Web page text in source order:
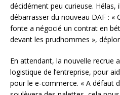
décidément peu curieuse. Hélas,
débarrasser du nouveau DAF : «
fonte a négocié un contrat en
devant les prudhommes »,
En attendant, la nouvelle recrue
logistique de l’entreprise, pour
pour le e-commerce. « A défaut